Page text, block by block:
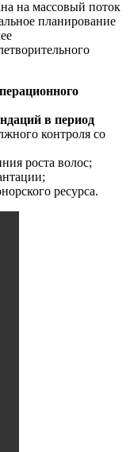
на массовый поток
планирование
в период
контроля со
роста волос;
ресурса.